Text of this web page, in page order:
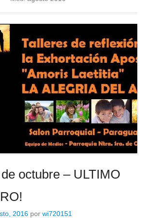
octubre – ULTIMO
2016 por wi720151